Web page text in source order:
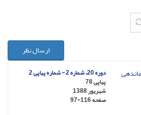
ارسال نظر
دوره 20، شماره 2 - شماره پیاپی 2
پیاپی 78
شهریور 1388
صفحه97-116